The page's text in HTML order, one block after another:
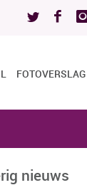
FOTOVERSLAG
nieuws